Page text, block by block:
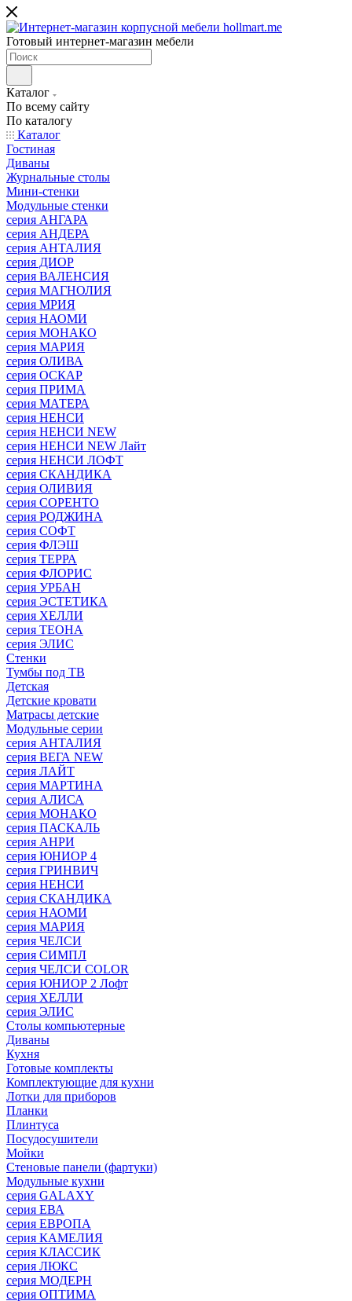
Готовый интернет-магазин мебели
Каталог
По всему сайту
По каталогу
Каталог
Гостиная
Диваны
Журнальные столы
Мини-стенки
Модульные стенки
серия АНГАРА
серия АНДЕРА
серия АНТАЛИЯ
серия ДИОР
серия ВАЛЕНСИЯ
серия МАГНОЛИЯ
серия МРИЯ
серия НАОМИ
серия МОНАКО
серия МАРИЯ
серия ОЛИВА
серия ОСКАР
серия ПРИМА
серия МАТЕРА
серия НЕНСИ
серия НЕНСИ NEW
серия НЕНСИ NEW Лайт
серия НЕНСИ ЛОФТ
серия СКАНДИКА
серия ОЛИВИЯ
серия СОРЕНТО
серия РОДЖИНА
серия СОФТ
серия ФЛЭШ
серия ТЕРРА
серия ФЛОРИС
серия УРБАН
серия ЭСТЕТИКА
серия ХЕЛЛИ
серия ТЕОНА
серия ЭЛИС
Стенки
Тумбы под ТВ
Детская
Детские кровати
Матрасы детские
Модульные серии
серия АНТАЛИЯ
серия ВЕГА NEW
серия ЛАЙТ
серия МАРТИНА
серия АЛИСА
серия МОНАКО
серия ПАСКАЛЬ
серия АНРИ
серия ЮНИОР 4
серия ГРИНВИЧ
серия НЕНСИ
серия СКАНДИКА
серия НАОМИ
серия МАРИЯ
серия ЧЕЛСИ
серия СИМПЛ
серия ЧЕЛСИ COLOR
серия ЮНИОР 2 Лофт
серия ХЕЛЛИ
серия ЭЛИС
Столы компьютерные
Диваны
Кухня
Готовые комплекты
Комплектующие для кухни
Лотки для приборов
Планки
Плинтуса
Посудосушители
Мойки
Стеновые панели (фартуки)
Mодульные кухни
серия GALAXY
серия ЕВА
серия ЕВРОПА
серия КАМЕЛИЯ
серия КЛАССИК
серия ЛЮКС
серия МОДЕРН
серия ОПТИМА